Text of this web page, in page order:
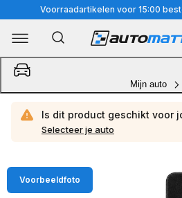
naar
content
Voorraadartikelen voor 15:00
Mijn auto
Is dit product geschikt voor
Selecteer je auto
Ga
direct
Voorbeeldfoto